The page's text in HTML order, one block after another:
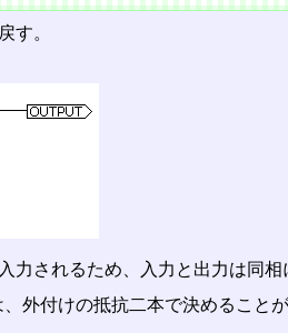
す。
力されるため、入力と出力は同相
、外付けの抵抗二本で決めること